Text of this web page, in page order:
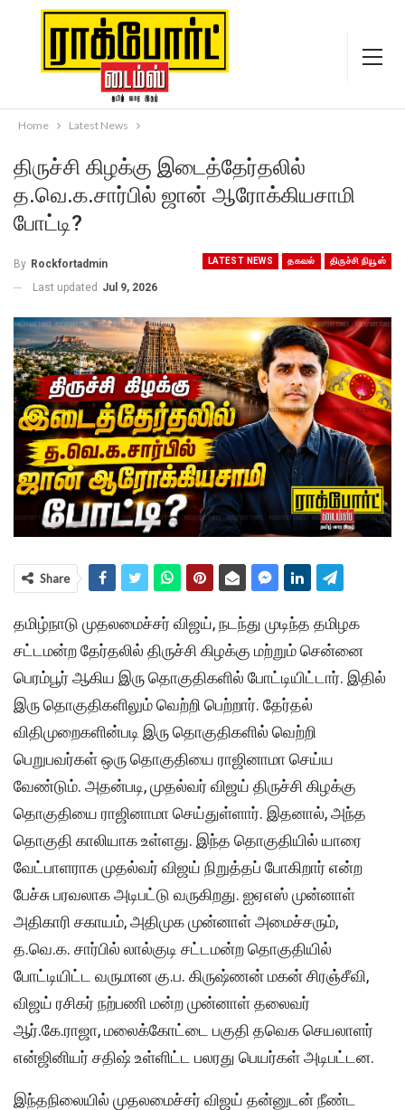
Home Latest News
திருச்சி கிழக்கு இடைத்தேர்தலில்
த.வெ.க.சார்பில் ஜான் ஆரோக்கியசாமி
போட்டி?
LATEST NEWS தகவல் திருச்சி நியூஸ்
By Rockfortadmin
Last updated Jul 9, 2026
Share
தமிழ்நாடு முதலமைச்சர் விஜய், நடந்து முடிந்த தமிழக
சட்டமன்ற தேர்தலில் திருச்சி கிழக்கு மற்றும் சென்னை
பெரம்பூர் ஆகிய இரு தொகுதிகளில் போட்டியிட்டார். இதில்
இரு தொகுதிகளிலும் வெற்றி பெற்றார். தேர்தல்
விதிமுறைகளின்படி இரு தொகுதிகளில் வெற்றி
பெறுபவர்கள் ஒரு தொகுதியை ராஜினாமா செய்ய
வேண்டும். அதன்படி, முதல்வர் விஜய் திருச்சி கிழக்கு
தொகுதியை ராஜினாமா செய்துள்ளார். இதனால், அந்த
தொகுதி காலியாக உள்ளது. இந்த தொகுதியில் யாரை
வேட்பாளராக முதல்வர் விஜய் நிறுத்தப் போகிறார் என்ற
பேச்சு பரவலாக அடிபட்டு வருகிறது. ஐஏஎஸ் முன்னாள்
அதிகாரி சகாயம், அதிமுக முன்னாள் அமைச்சரும்,
த.வெ.க. சார்பில் லால்குடி சட்டமன்ற தொகுதியில்
போட்டியிட்ட வருமான கு.ப. கிருஷ்ணன் மகன் சிரஞ்சீவி,
விஜய் ரசிகர் நற்பணி மன்ற முன்னாள் தலைவர்
ஆர்.கே.ராஜா, மலைக்கோட்டை பகுதி தவெக செயலாளர்
என்ஜினியர் சதிஷ் உள்ளிட்ட பலரது பெயர்கள் அடிபட்டன.
இந்தநிலையில் முதலமைச்சர் விஜய் தன்னுடன் நீண்ட